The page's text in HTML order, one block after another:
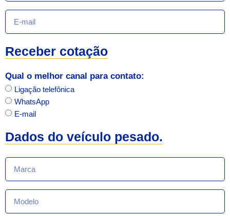
Receber cotação
Qual o melhor canal para contato:
Ligação telefônica
WhatsApp
E-mail
Dados do veículo pesado.